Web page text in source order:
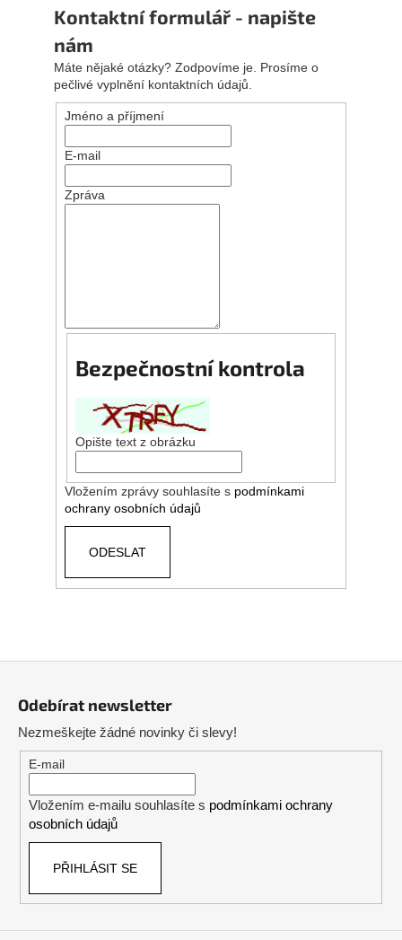
Kontaktní formulář - napište
nám
Máte nějaké otázky? Zodpovíme je. Prosíme o
pečlivé vyplnění kontaktních údajů.
Jméno a příjmení
E-mail
Zpráva
Bezpečnostní kontrola
Opište text z obrázku
Vložením zprávy souhlasíte s podmínkami
ochrany osobních údajů
ODESLAT
Odebírat newsletter
Nezmeškejte žádné novinky či slevy!
E-mail
Vložením e-mailu souhlasíte s podmínkami ochrany
osobních údajů
PŘIHLÁSIT SE